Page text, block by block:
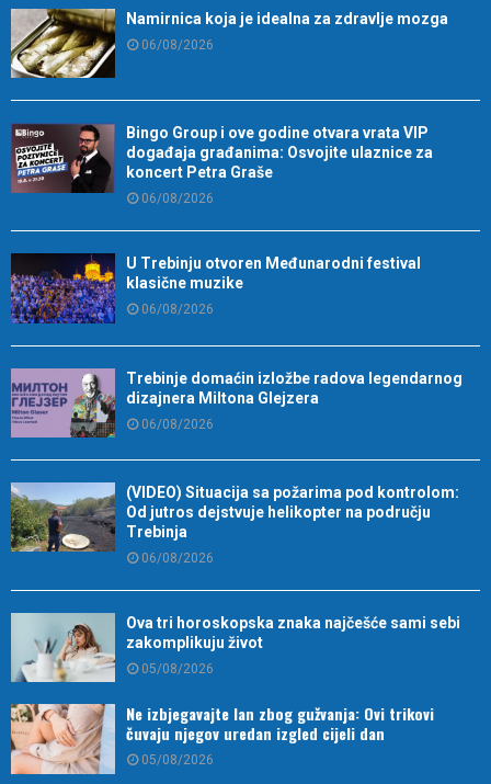
Namirnica koja je idealna za zdravlje mozga
06/08/2026
Bingo Group i ove godine otvara vrata VIP
događaja građanima: Osvojite ulaznice za
koncert Petra Graše
06/08/2026
U Trebinju otvoren Međunarodni festival
klasične muzike
06/08/2026
Trebinje domaćin izložbe radova legendarnog
dizajnera Miltona Glejzera
06/08/2026
(VIDEO) Situacija sa požarima pod kontrolom:
Od jutros dejstvuje helikopter na području
Trebinja
06/08/2026
Ova tri horoskopska znaka najčešće sami sebi
zakomplikuju život
05/08/2026
Ne izbjegavajte lan zbog gužvanja: Ovi trikovi
čuvaju njegov uredan izgled cijeli dan
05/08/2026